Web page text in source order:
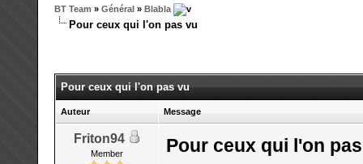
BT Team » Général» Blabla
Pour ceux qui l'on pas vu
Pour ceux qui l'on pas vu
Auteur Message
Friton94
Member Pour ceux qui l'on